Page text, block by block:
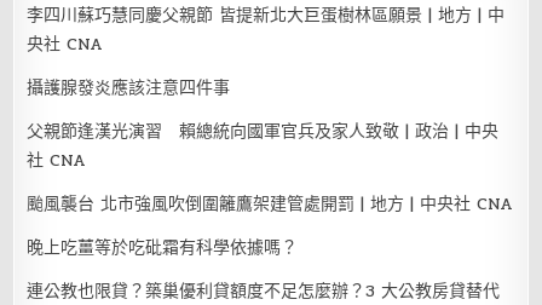
李四川蘇巧慧同慶父親節 皆提新北大巨蛋樹林區願景 | 地方 | 中
央社 CNA
攝護腺發炎應該注意四件事
父親節逢漢光演習 賴總統向國軍官兵及家人致敬 | 政治 | 中央
社 CNA
颱風襲台 北市強風吹倒圍籬鷹架建管處開罰 | 地方 | 中央社 CNA
晚上吃薑等於吃砒霜有科學依據嗎？
連公教也限貸？築巢優利貸額度不足怎麼辦？3 大公教房貸替代